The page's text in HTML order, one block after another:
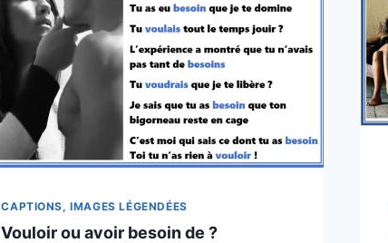
CAPTIONS, IMAGES LÉGENDÉES
Vouloir ou avoir besoin de ?